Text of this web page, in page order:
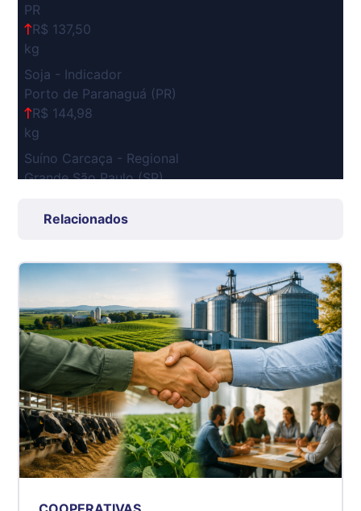
PR
R$ 137,50
kg
Soja - Indicador
Porto de Paranaguá (PR)
R$ 144,98
kg
Suíno Carcaça - Regional
Grande São Paulo (SP)
SP
R$ 5,08
Suíno - Estadual
MG
R$ 5,05
kg
Suíno - Estadual
PR
R$ 4,53
kg
Relacionados